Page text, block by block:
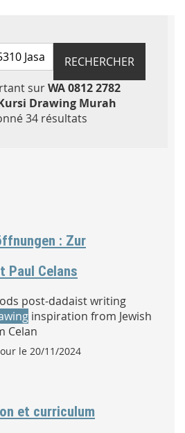
clés
RECHERCHER
surWA 0812 2782
Drawing Murah
34 résultats
: Zur
Paul Celans
post-dadaist writing
inspiration from Jewish
Celan
le 20/11/2024
et curriculum